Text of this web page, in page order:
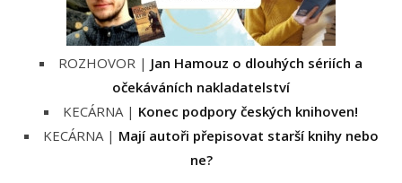
ROZHOVOR | Jan Hamouz o dlouhých sériích a
očekáváních nakladatelství
KECÁRNA | Konec podpory českých knihoven!
KECÁRNA | Mají autoři přepisovat starší knihy nebo
ne?